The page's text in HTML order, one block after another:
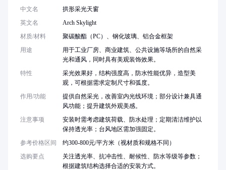
中文名
拱形采光天窗
英文名
Arch Skylight
材质/材料
聚碳酸酯（PC）、钢化玻璃、铝合金框架
用途
用于工业厂房、商业建筑、公共设施等场所的自然采
光和通风，同时具有美观装饰效果。
特性
采光效果好，结构强度高，防水性能优异，造型美
观，可根据需求定制尺寸和弧度。
作用/功能
提供自然采光，改善室内光线环境；部分设计兼具通
风功能；提升建筑外观美感。
注意事项
安装时需考虑建筑荷载、防水处理；定期清洁维护以
保持透光率；台风地区需加强固定。
参考价格区间
约300-800元/平方米（视材质和规格不同）
选购要点
关注透光率、抗冲击性、耐候性、防水等级等参数；
根据建筑结构选择合适的安装方式。